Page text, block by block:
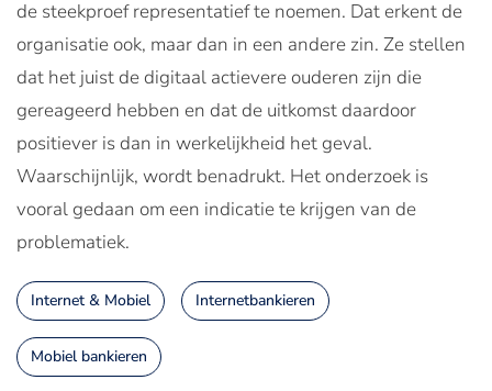
de steekproef representatief te noemen. Dat erkent de
organisatie ook, maar dan in een andere zin. Ze stellen
dat het juist de digitaal actievere ouderen zijn die
gereageerd hebben en dat de uitkomst daardoor
positiever is dan in werkelijkheid het geval.
Waarschijnlijk, wordt benadrukt. Het onderzoek is
vooral gedaan om een indicatie te krijgen van de
problematiek.
Internet & Mobiel Internetbankieren
Mobiel bankieren